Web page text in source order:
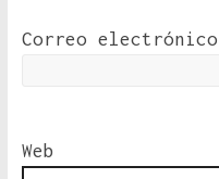
Correo electrónico
Web